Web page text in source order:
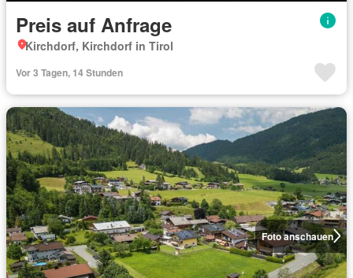
Preis auf Anfrage
Kirchdorf, Kirchdorf in Tirol
Vor 3 Tagen, 14 Stunden
Foto anschauen